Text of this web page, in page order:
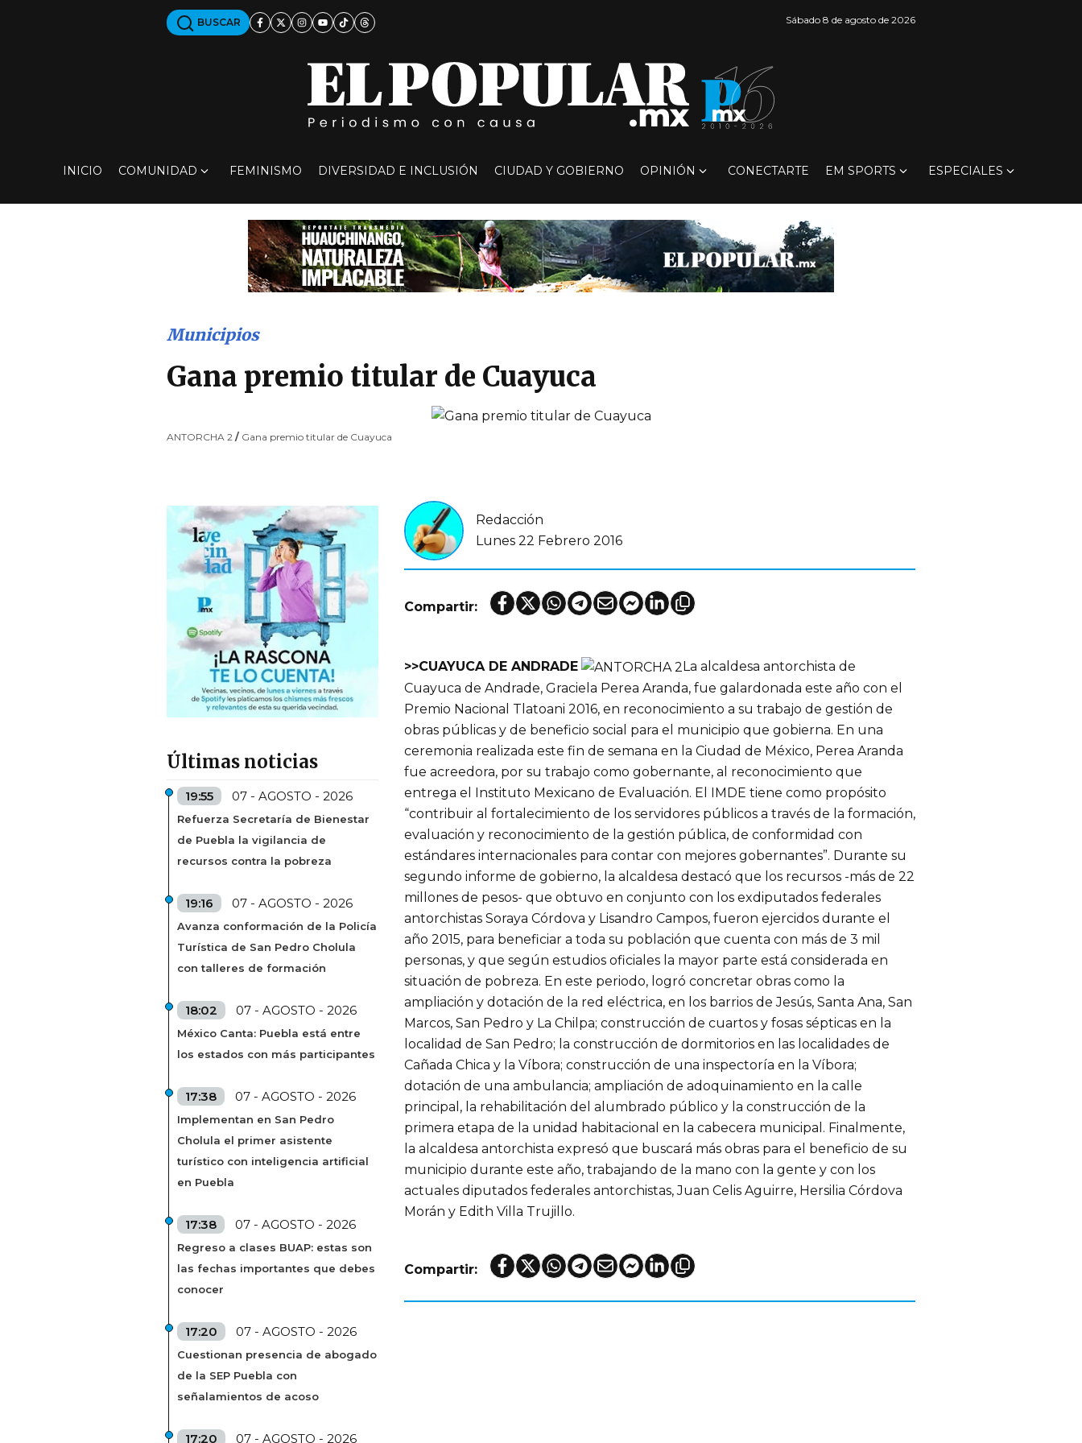
BUSCAR Sábado 8 de agosto de 2026
INICIO COMUNIDAD FEMINISMO DIVERSIDAD E INCLUSIÓN CIUDAD Y GOBIERNO OPINIÓN CONECTARTE EM SPORTS ESPECIALES
ANTORCHA 2 / Gana premio titular de Cuayuca
Municipios
Gana premio titular de Cuayuca
Últimas noticias
19:55 07 - AGOSTO - 2026
Refuerza Secretaría de Bienestar
de Puebla la vigilancia de
recursos contra la pobreza
19:16 07 - AGOSTO - 2026
Avanza conformación de la Policía
Turística de San Pedro Cholula
con talleres de formación
18:02 07 - AGOSTO - 2026
México Canta: Puebla está entre
los estados con más participantes
17:38 07 - AGOSTO - 2026
Implementan en San Pedro
Cholula el primer asistente
turístico con inteligencia artificial
en Puebla
17:38 07 - AGOSTO - 2026
Regreso a clases BUAP: estas son
las fechas importantes que debes
conocer
17:20 07 - AGOSTO - 2026
Cuestionan presencia de abogado
de la SEP Puebla con
señalamientos de acoso
17:20 07 - AGOSTO - 2026
Redacción
Lunes 22 Febrero 2016
Compartir:
>>CUAYUCA DE ANDRADE
La alcaldesa antorchista de
Cuayuca de Andrade, Graciela Perea Aranda, fue galardonada este año con el
Premio Nacional Tlatoani 2016, en reconocimiento a su trabajo de gestión de
obras públicas y de beneficio social para el municipio que gobierna. En una
ceremonia realizada este fin de semana en la Ciudad de México, Perea Aranda
fue acreedora, por su trabajo como gobernante, al reconocimiento que
entrega el Instituto Mexicano de Evaluación. El IMDE tiene como propósito
“contribuir al fortalecimiento de los servidores públicos a través de la formación,
evaluación y reconocimiento de la gestión pública, de conformidad con
estándares internacionales para contar con mejores gobernantes”. Durante su
segundo informe de gobierno, la alcaldesa destacó que los recursos -más de 22
millones de pesos- que obtuvo en conjunto con los exdiputados federales
antorchistas Soraya Córdova y Lisandro Campos, fueron ejercidos durante el
año 2015, para beneficiar a toda su población que cuenta con más de 3 mil
personas, y que según estudios oficiales la mayor parte está considerada en
situación de pobreza. En este periodo, logró concretar obras como la
ampliación y dotación de la red eléctrica, en los barrios de Jesús, Santa Ana, San
Marcos, San Pedro y La Chilpa; construcción de cuartos y fosas sépticas en la
localidad de San Pedro; la construcción de dormitorios en las localidades de
Cañada Chica y la Víbora; construcción de una inspectoría en la Víbora;
dotación de una ambulancia; ampliación de adoquinamiento en la calle
principal, la rehabilitación del alumbrado público y la construcción de la
primera etapa de la unidad habitacional en la cabecera municipal. Finalmente,
la alcaldesa antorchista expresó que buscará más obras para el beneficio de su
municipio durante este año, trabajando de la mano con la gente y con los
actuales diputados federales antorchistas, Juan Celis Aguirre, Hersilia Córdova
Morán y Edith Villa Trujillo.
Compartir: